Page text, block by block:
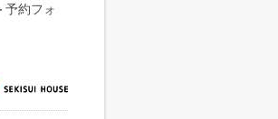
予約フォ